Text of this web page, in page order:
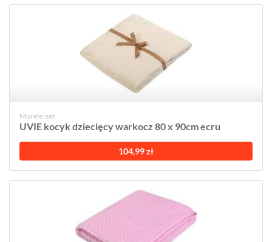
Morele.net
UVIE kocyk dziecięcy warkocz 80 x 90cm ecru
104,99 zł